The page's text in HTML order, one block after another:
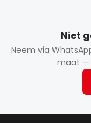
Niet
Neem via
maat —